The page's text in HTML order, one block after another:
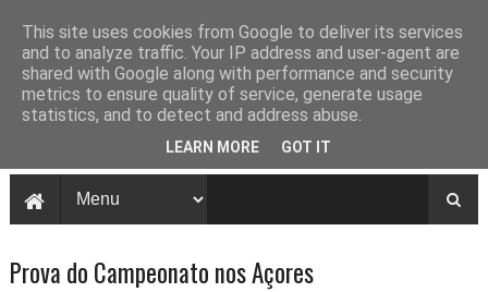
Prova do Campeonato nos Açores
This site uses cookies from Google to deliver its services
and to analyze traffic. Your IP address and user-agent are
shared with Google along with performance and security
metrics to ensure quality of service, generate usage
statistics, and to detect and address abuse.
LEARN MORE GOT IT